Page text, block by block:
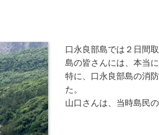
口永良部島では２日間取
島の皆さんには、本当
特に、口永良部島の消
た。
山口さんは、当時島民